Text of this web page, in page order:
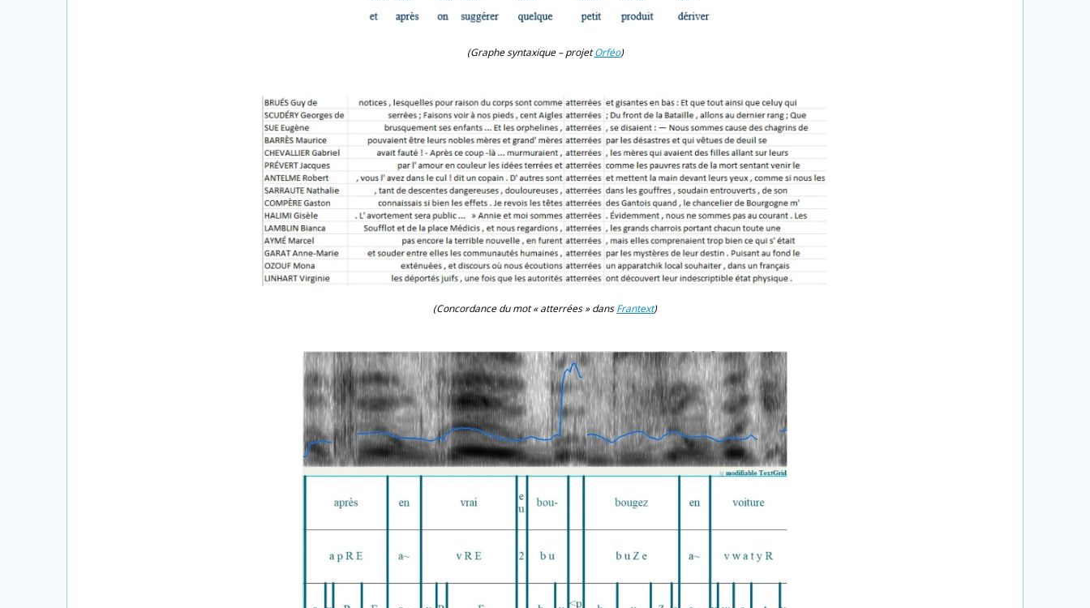
(Graphe syntaxique – projetOrféo)
(Concordance du mot « atterrées » dansFrantext)